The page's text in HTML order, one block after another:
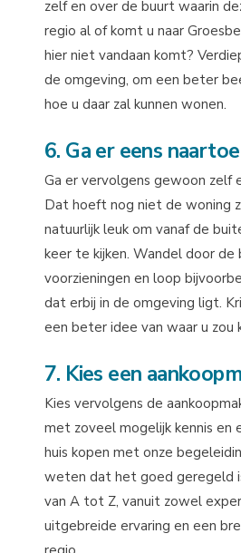
zelf en over de buurt waarin
regio al of komt u naar
hier niet vandaan komt?
de omgeving, om een beter
hoe u daar zal kunnen wonen.
6. Ga er eens naartoe
Ga er vervolgens gewoon zelf
Dat hoeft nog niet de woning
natuurlijk leuk om vanaf de
keer te kijken. Wandel door de
voorzieningen en loop
dat erbij in de omgeving ligt.
een beter idee van waar u zou
7. Kies een
Kies vervolgens de
met zoveel mogelijk kennis en
huis kopen met onze
weten dat het goed geregeld
van A tot Z, vanuit zowel
uitgebreide ervaring en een